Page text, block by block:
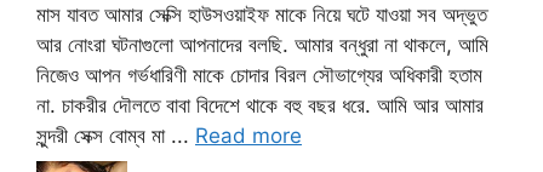
মাস যাবত আমার সেক্সি হাউসওয়াইফ মাকে নিয়ে ঘটে যাওয়া সব অদ্ভুত
আর নোংরা ঘটনাগুলো আপনাদের বলছি. আমার বন্ধুরা না থাকলে, আমি
নিজেও আপন গর্ভধারিণী মাকে চোদার বিরল সৌভাগ্যের অধিকারী হতাম
না. চাকরীর দৌলতে বাবা বিদেশে থাকে বহু বছর ধরে. আমি আর আমার
সুন্দরী সেক্স বোম্ব মা ... Read more